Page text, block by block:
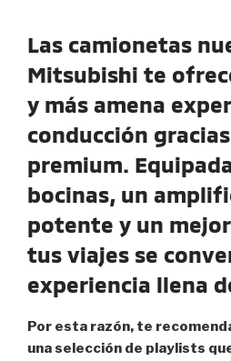
Las camionetas
Mitsubishi te
y más amena
conducción
premium.
bocinas, un
potente y un
tus viajes se
experiencia llena
Por esta razón, te
una selección de playlists